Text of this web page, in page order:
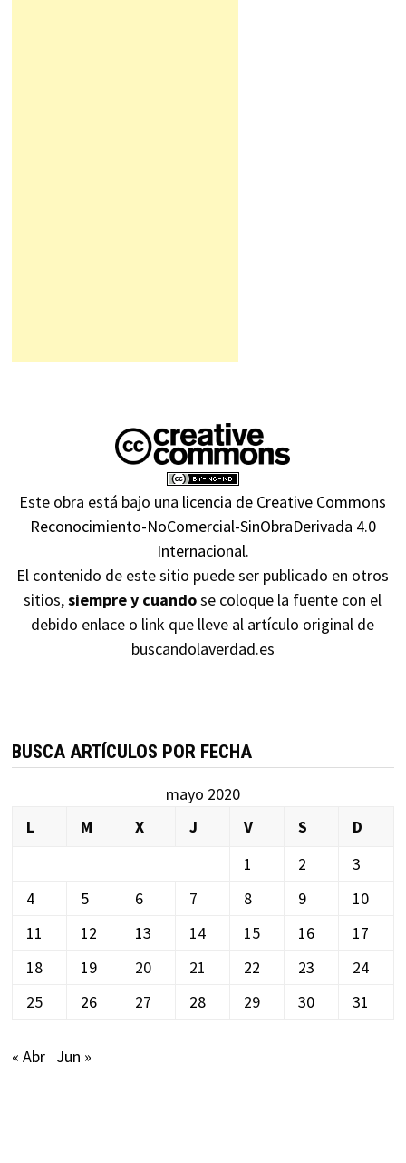
Este obra está bajo una licencia de Creative Commons
Reconocimiento-NoComercial-SinObraDerivada 4.0
Internacional.
El contenido de este sitio puede ser publicado en otros
sitios,siempre y cuandose coloque la fuente con el
debido enlace o link que lleve al artículo original de
buscandolaverdad.es
BUSCA ARTÍCULOS POR FECHA
mayo 2020
L
M X J V S
D
1
2
3
4
5 6 7 8 9
10
11
12 13 14 15 16
17
18
19 20 21 22 23
24
25
26 27 28 29 30 31
« Abr Jun »